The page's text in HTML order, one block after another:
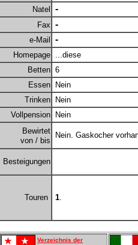
Natel
-
Fax -
e-Mail -
Homepage ...diese
Betten 6
Essen
Nein
Trinken
Nein
Vollpension
Nein
Bewirtet
von / bis
Nein. Gaskocher
Besteigungen
Touren 1.
Verzeichnis der